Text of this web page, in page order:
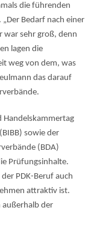
die führenden
Bedarf nach einer
war sehr groß, denn
lagen die
weg von dem, was
das darauf
Handelskammertag
sowie der
(BDA)
Prüfungsinhalte.
PDK-Beruf auch
attraktiv ist.
außerhalb der